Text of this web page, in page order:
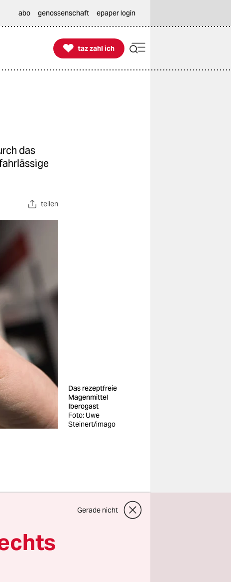
abo genossenschaft epaper login

taz zahl ich
taz zahl ich
das
teilen
Das rezeptfreie
Magenmittel
Iberogast
Foto: Uwe
Steinert/imago
dem
Vital, der
besteht der
einer
Gerade nicht